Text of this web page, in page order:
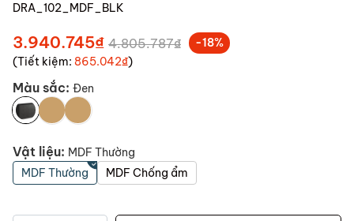
DRA_102_MDF_BLK
3.940.745₫ 4.805.787₫
-18%
(Tiết kiệm: 865.042₫)
Màu sắc: Đen
Vật liệu: MDF Thường
MDF Thường
MDF Chống ẩm